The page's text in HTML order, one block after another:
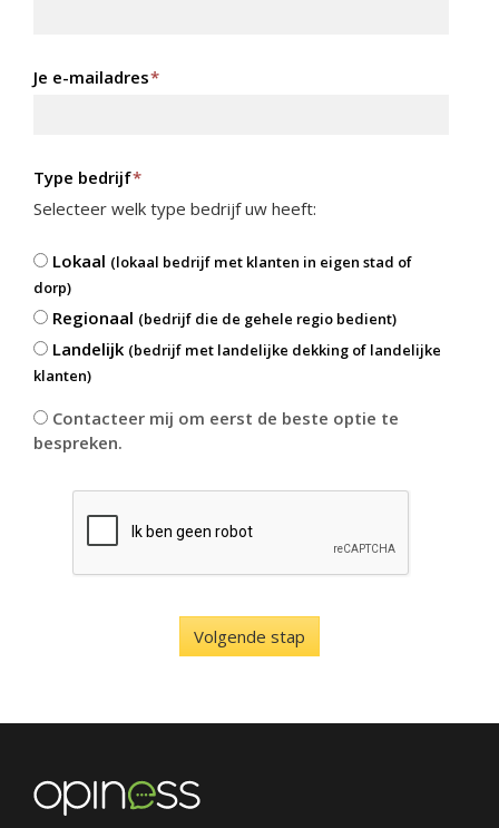
Je e-mailadres*
Type bedrijf*
Selecteer welk type bedrijf uw heeft:
Lokaal (lokaal bedrijf met klanten in eigen stad of
dorp)
Regionaal (bedrijf die de gehele regio bedient)
Landelijk (bedrijf met landelijke dekking of landelijke
klanten)
Contacteer mij om eerst de beste optie te
bespreken.